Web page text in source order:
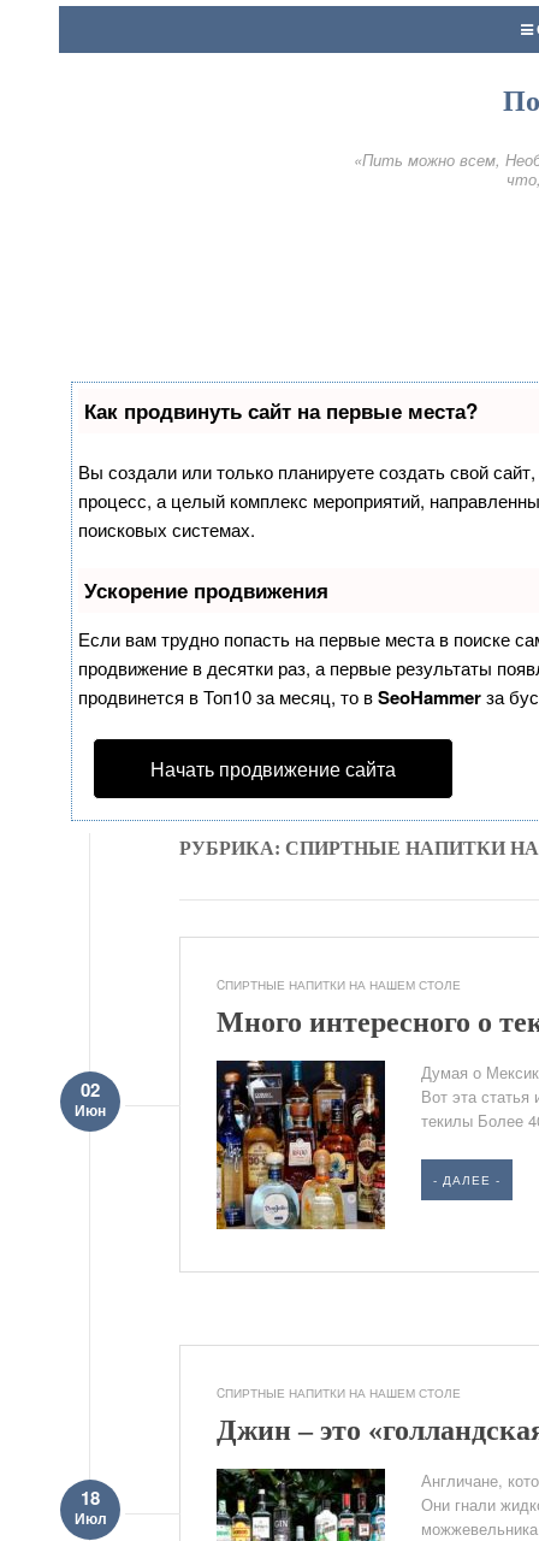
«Пить можно всем,
Как продвинуть сайт на первые места?
Вы создали или только планируете создать свой
процесс, а целый комплекс мероприятий,
поисковых системах.
Ускорение продвижения
Если вам трудно попасть на первые места в поиске
продвижение в десятки раз, а первые результаты
продвинется в Топ10 за месяц, то вSeoHammerза
Начать продвижение сайта
РУБРИКА: CПИРТНЫЕ НАПИТКИ
CПИРТНЫЕ НАПИТКИ НА НАШЕМ СТОЛЕ
Много интересного о
02
Июн
Думая о
Вот эта статья
текилы Более
- ДАЛЕЕ -
CПИРТНЫЕ НАПИТКИ НА НАШЕМ СТОЛЕ
Джин – это
18
Июл
Англичане,
Они гнали